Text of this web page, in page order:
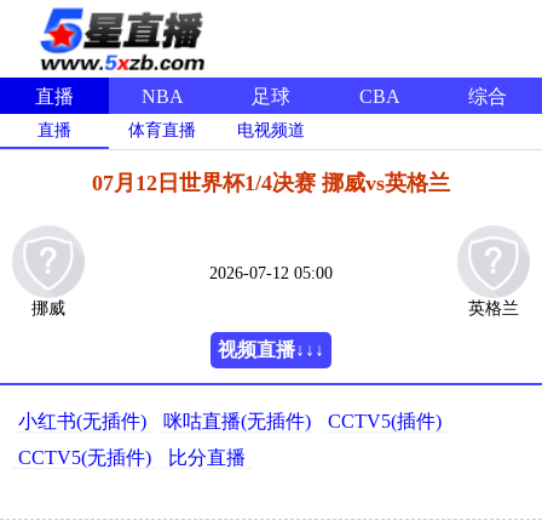
直播 NBA 足球 CBA 综合
直播 体育直播 电视频道
07月12日世界杯1/4决赛 挪威vs英格兰
挪威
2026-07-12 05:00
英格兰
视频直播↓↓↓
小红书(无插件) 咪咕直播(无插件)
CCTV5(插件)
CCTV5(无插件)
比分直播